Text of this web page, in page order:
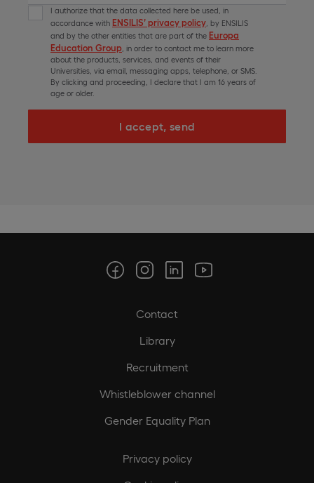
I authorize that the data collected here be used, in
accordance with ENSILIS’ privacy policy , by ENSILIS
and by the other entities that are part of the Europa
Education Group , in order to contact me to learn more
about the products, services, and events of their
Universities, via email, messaging apps, telephone, or SMS.
By clicking and proceeding, I declare that I am 16 years of
age or older.
I accept, send
Contact
Library
Recruitment
Whistleblower channel
Gender Equality Plan
Privacy policy